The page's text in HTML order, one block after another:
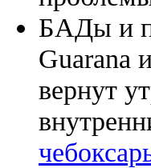
БАДы и
Guarana
вернут